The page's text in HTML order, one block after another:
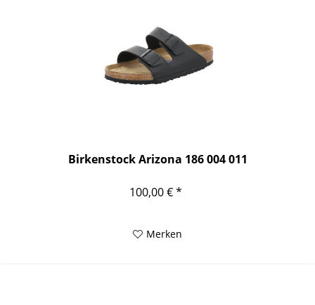
Birkenstock Arizona 186 004 011
100,00 € *
Merken